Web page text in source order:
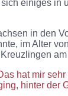
einiges in
in den
im Alter
hat mir
hinter der